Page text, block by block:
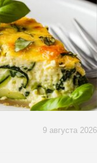
9 августа 2026